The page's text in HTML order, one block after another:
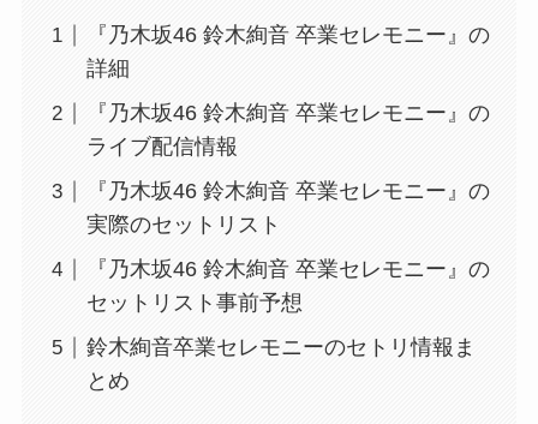
『乃木坂46 鈴木絢音 卒業セレモニー』の
詳細
『乃木坂46 鈴木絢音 卒業セレモニー』の
ライブ配信情報
『乃木坂46 鈴木絢音 卒業セレモニー』の
実際のセットリスト
『乃木坂46 鈴木絢音 卒業セレモニー』の
セットリスト事前予想
鈴木絢音卒業セレモニーのセトリ情報ま
とめ